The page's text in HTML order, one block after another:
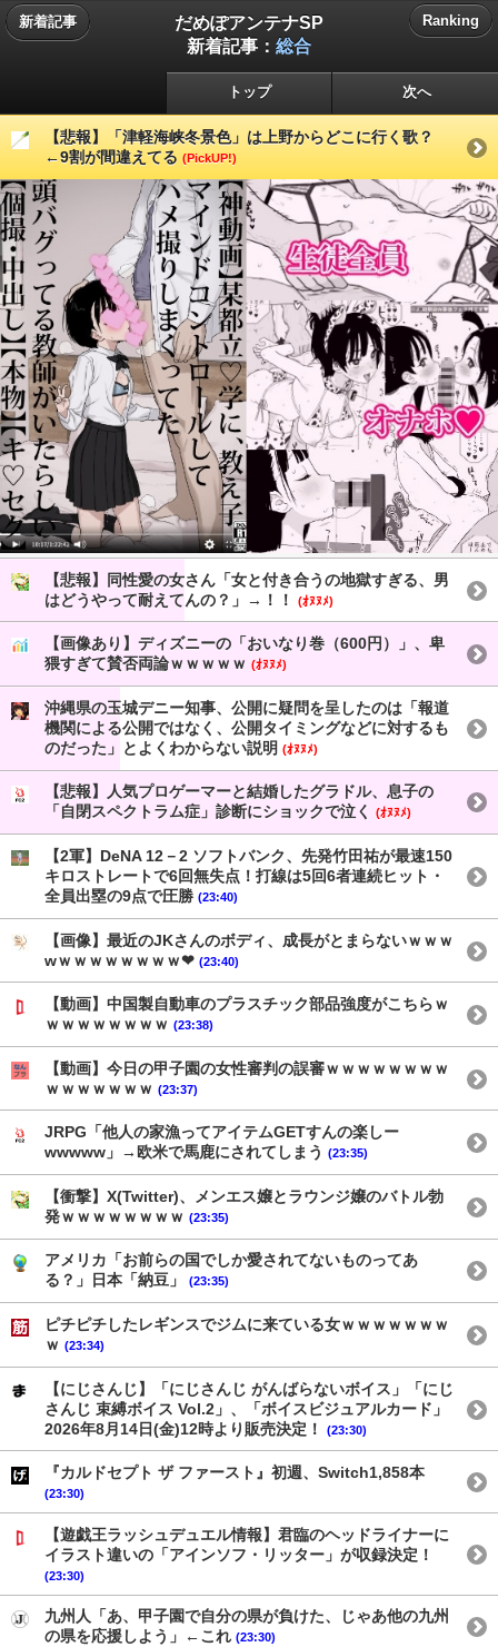
新着記事
だめぽアンテナSP
新着記事： 総合
Ranking
トップ 次へ
【悲報】「津軽海峡冬景色」は上野からどこに行く歌？
←9割が間違えてる (PickUP!)
【悲報】同性愛の女さん「女と付き合うの地獄すぎる、男
はどうやって耐えてんの？」→！！
(ｵﾇﾇﾒ)
【画像あり】ディズニーの「おいなり巻（600円）」、卑
猥すぎて賛否両論ｗｗｗｗｗ (ｵﾇﾇﾒ)
沖縄県の玉城デニー知事、公開に疑問を呈したのは「報道
機関による公開ではなく、公開タイミングなどに対するも
のだった」とよくわからない説明 (ｵﾇﾇﾒ)
【悲報】人気プロゲーマーと結婚したグラドル、息子の
「自閉スペクトラム症」診断にショックで泣く
(ｵﾇﾇﾒ)
【2軍】DeNA 12－2 ソフトバンク、先発竹田祐が最速150
キロストレートで6回無失点！打線は5回6者連続ヒット・
全員出塁の9点で圧勝 (23:40)
【画像】最近のJKさんのボディ、成長がとまらないｗｗｗ
wｗｗｗｗｗｗｗｗ❤ (23:40)
【動画】中国製自動車のプラスチック部品強度がこちらｗ
ｗｗｗｗｗｗｗｗ (23:38)
【動画】今日の甲子園の女性審判の誤審ｗｗｗｗｗｗｗｗ
ｗｗｗｗｗｗｗ (23:37)
JRPG「他人の家漁ってアイテムGETすんの楽しー
wwwww」→欧米で馬鹿にされてしまう (23:35)
【衝撃】X(Twitter)、メンエス嬢とラウンジ嬢のバトル勃
発ｗｗｗｗｗｗｗｗ (23:35)
アメリカ「お前らの国でしか愛されてないものってあ
る？」日本「納豆」
(23:35)
ピチピチしたレギンスでジムに来ている女ｗｗｗｗｗｗｗ
ｗ (23:34)
【にじさんじ】「にじさんじ がんばらないボイス」「にじ
さんじ 束縛ボイス Vol.2」、「ボイスビジュアルカード」
2026年8月14日(金)12時より販売決定！
(23:30)
『カルドセプト ザ ファースト』初週、Switch1,858本
(23:30)
【遊戯王ラッシュデュエル情報】君臨のヘッドライナーに
イラスト違いの「アインソフ・リッター」が収録決定！
(23:30)
九州人「あ、甲子園で自分の県が負けた、じゃあ他の九州
の県を応援しよう」←これ (23:30)